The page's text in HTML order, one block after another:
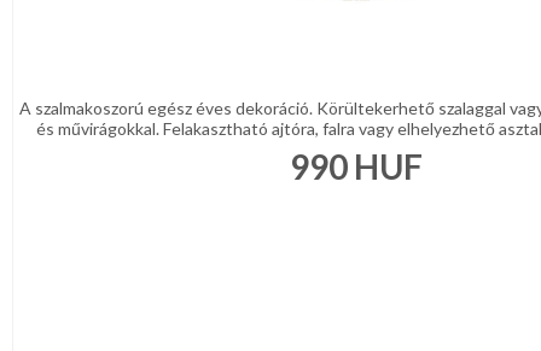
A szalmakoszorú egész éves dekoráció. Körültekerhető szalaggal
és művirágokkal. Felakasztható ajtóra, falra vagy elhelyezhető
990HUF